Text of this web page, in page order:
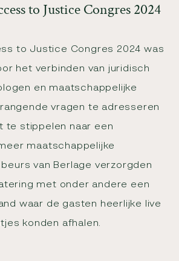
cesstoJusticeCongres2024
to Justice Congres 2024 was
het verbinden van juridisch
en maatschappelijke
vragen te adresseren
te stippelen naar een
maatschappelijke
van Berlage verzorgden
met onder andere een
waar de gasten heerlijke live
konden afhalen.